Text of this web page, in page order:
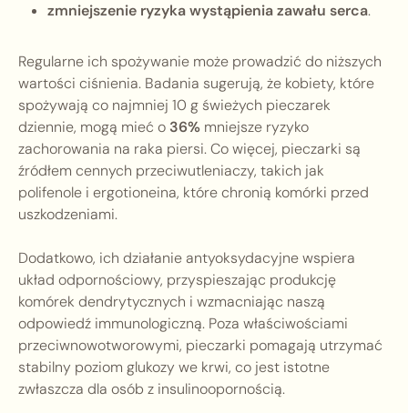
zmniejszenie ryzyka wystąpienia zawału serca.
Regularne ich spożywanie może prowadzić do niższych
wartości ciśnienia. Badania sugerują, że kobiety, które
spożywają co najmniej 10 g świeżych pieczarek
dziennie, mogą mieć o 36% mniejsze ryzyko
zachorowania na raka piersi. Co więcej, pieczarki są
źródłem cennych przeciwutleniaczy, takich jak
polifenole i ergotioneina, które chronią komórki przed
uszkodzeniami.
Dodatkowo, ich działanie antyoksydacyjne wspiera
układ odpornościowy, przyspieszając produkcję
komórek dendrytycznych i wzmacniając naszą
odpowiedź immunologiczną. Poza właściwościami
przeciwnowotworowymi, pieczarki pomagają utrzymać
stabilny poziom glukozy we krwi, co jest istotne
zwłaszcza dla osób z insulinoopornością.